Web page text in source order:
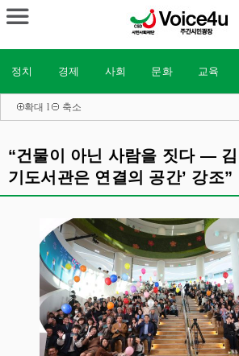
정치 경제 사회 문화 교육
확대 l 축소
“건물이 아닌 사람을 짓다 — 김
기도서관은 연결의 공간’ 강조”